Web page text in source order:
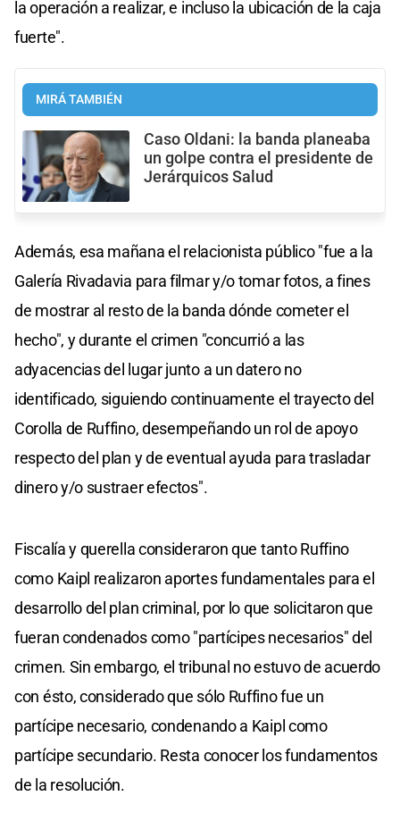
la operación a realizar, e incluso la ubicación de la caja
fuerte".
MIRÁ TAMBIÉN
Caso Oldani: la banda planeaba
un golpe contra el presidente de
Jerárquicos Salud
Además, esa mañana el relacionista público "fue a la
Galería Rivadavia para filmar y/o tomar fotos, a fines
de mostrar al resto de la banda dónde cometer el
hecho", y durante el crimen "concurrió a las
adyacencias del lugar junto a un datero no
identificado, siguiendo continuamente el trayecto del
Corolla de Ruffino, desempeñando un rol de apoyo
respecto del plan y de eventual ayuda para trasladar
dinero y/o sustraer efectos".
Fiscalía y querella consideraron que tanto Ruffino
como Kaipl realizaron aportes fundamentales para el
desarrollo del plan criminal, por lo que solicitaron que
fueran condenados como "partícipes necesarios" del
crimen. Sin embargo, el tribunal no estuvo de acuerdo
con ésto, considerado que sólo Ruffino fue un
partícipe necesario, condenando a Kaipl como
partícipe secundario. Resta conocer los fundamentos
de la resolución.